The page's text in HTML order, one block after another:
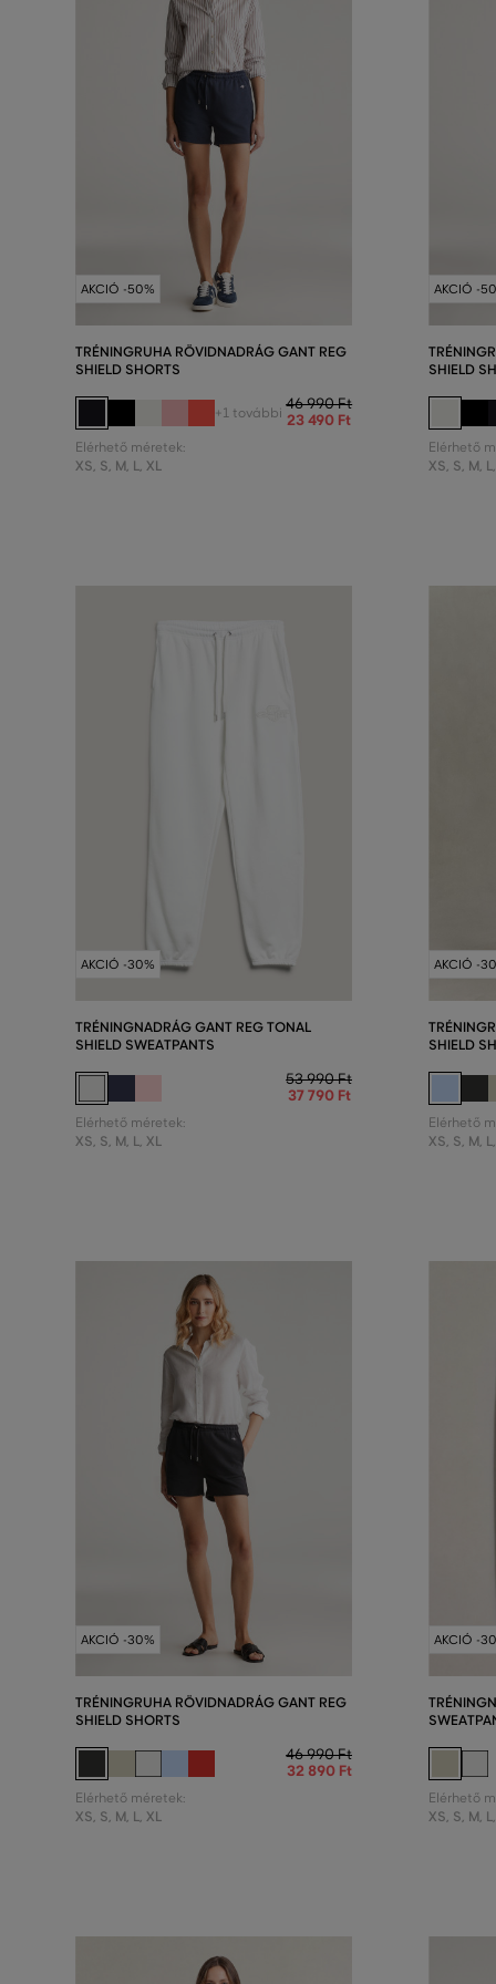
AKCIÓ -50%
TRÉNINGRUHA RÖVIDNADRÁG GANT REG
SHIELD SHORTS
+1 további 46 990 Ft
23 490 Ft
Elérhető méretek:
XS, S, M, L, XL
AKCIÓ -
SHIELD
Elérhető
XS, S, M, L,
AKCIÓ -30%
TRÉNINGNADRÁG GANT REG TONAL
SHIELD SWEATPANTS
53 990 Ft
37 790 Ft
Elérhető méretek:
XS, S, M, L, XL
AKCIÓ -
SHIELD
Elérhető
XS, S, M, L,
AKCIÓ -30%
TRÉNINGRUHA RÖVIDNADRÁG GANT REG
SHIELD SHORTS
46 990 Ft
32 890 Ft
Elérhető méretek:
XS, S, M, L, XL
AKCIÓ -
Elérhető
XS, S, M, L,